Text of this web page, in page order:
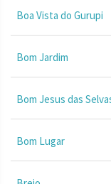
Boa Vista do Gurupi
Bom Jardim
Bom Jesus das
Bom Lugar